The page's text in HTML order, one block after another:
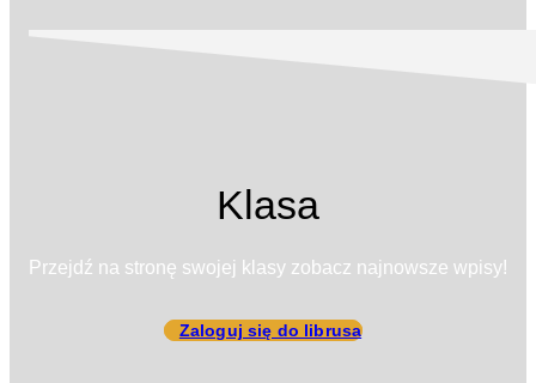
Klasa
Przejdź na stronę swojej klasy zobacz najnowsze wpisy!
Zaloguj się do librusa